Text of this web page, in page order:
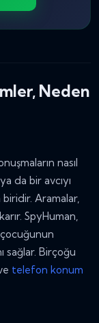
Neden
nasıl
da bir avcıyı
biridir. Aramalar,
SpyHuman,
sağlar. Birçoğu
telefon konum